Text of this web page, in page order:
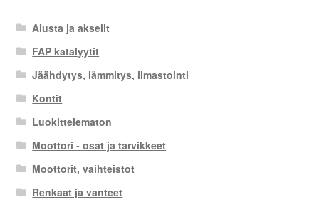
Alusta ja akselit
FAP katalyytit
Jäähdytys, lämmitys, ilmastointi
Kontit
Luokittelematon
Moottori - osat ja tarvikkeet
Moottorit, vaihteistot
Renkaat ja vanteet